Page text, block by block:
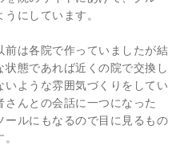
にしています。
は各院で作っていましたが結
態であれば近くの院で交換し
ような雰囲気づくりをしてい
さんとの会話に一つになった
ールにもなるので目に見るもの